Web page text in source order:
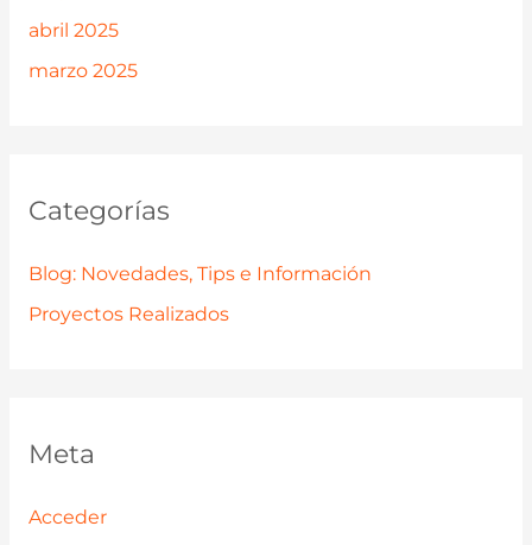
abril 2025
marzo 2025
Categorías
Blog: Novedades, Tips e Información
Proyectos Realizados
Meta
Acceder